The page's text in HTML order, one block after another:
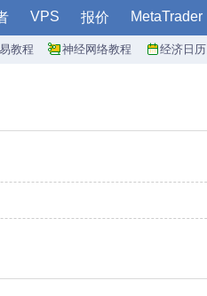
VPS 报价 MetaTrader
教程 神经网络教程 经济日历